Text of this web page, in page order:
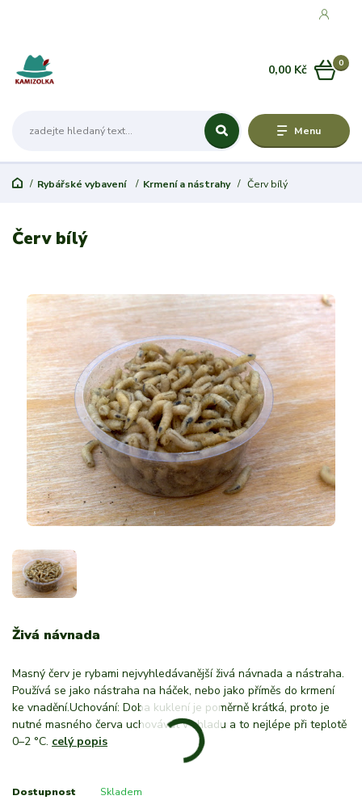
Menu
0
0,00 Kč
Rybářské vybavení Krmení a nástrahy Červ bílý
Červ bílý
Živá návnada
Masný červ je rybami nejvyhledávanější živá návnada a nástraha.
Používá se jako nástraha na háček, nebo jako příměs do krmení
ke vnadění.Uchování: Doba kuklení je poměrně krátká, proto je
nutné masného červa uchovávat v chladu a to nejlépe při teplotě
0–2 °C. celý popis
Dostupnost Skladem